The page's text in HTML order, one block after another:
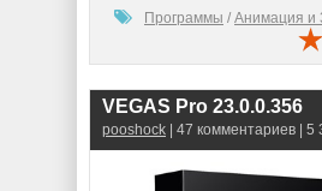
Программы / Анимация и
VEGAS Pro 23.0.0.356
pooshock | 47 комментариев | 5